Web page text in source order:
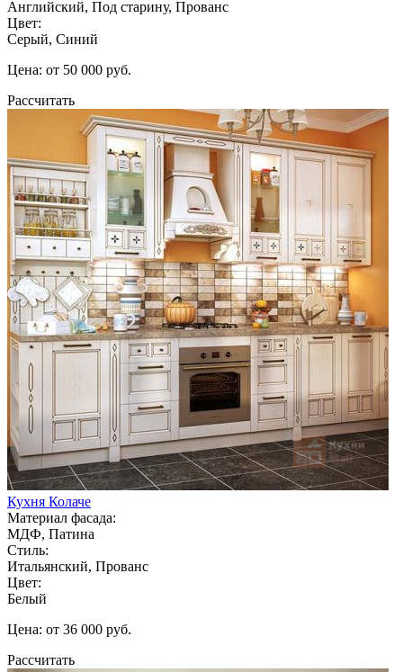
Английский, Под старину, Прованс
Цвет:
Серый, Синий
Цена: от 50 000 руб.
Рассчитать
Кухня Колаче
Материал фасада:
МДФ, Патина
Стиль:
Итальянский, Прованс
Цвет:
Белый
Цена: от 36 000 руб.
Рассчитать